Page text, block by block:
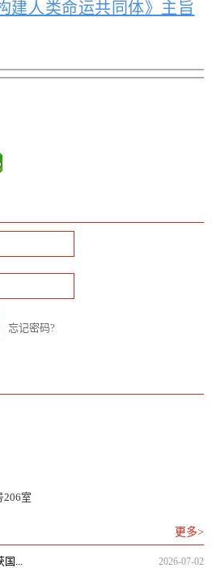
建人类命运共同体》主旨
忘记密码?
206室
更多>
国... 2026-07-02